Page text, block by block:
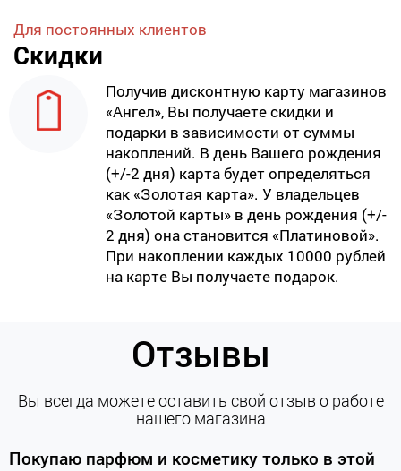
Для постоянных клиентов
Скидки
Получив дисконтную карту магазинов
«Ангел», Вы получаете скидки и
подарки в зависимости от суммы
накоплений. В день Вашего рождения
(+/-2 дня) карта будет определяться
как «Золотая карта». У владельцев
«Золотой карты» в день рождения (+/-
2 дня) она становится «Платиновой».
При накоплении каждых 10000 рублей
на карте Вы получаете подарок.
Отзывы
Вы всегда можете оставить свой отзыв о работе
нашего магазина
Покупаю парфюм и косметику только в этой